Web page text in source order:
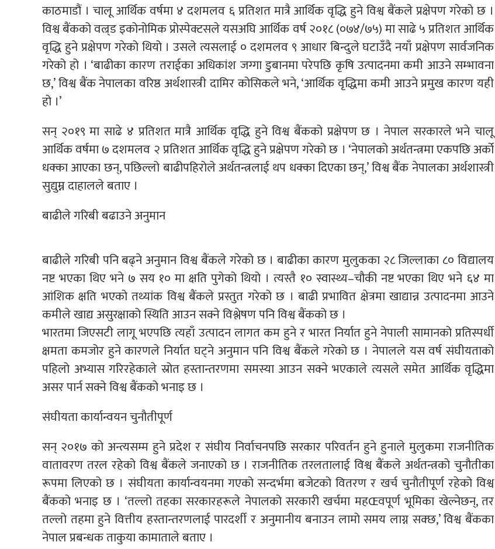
काठमाडौं । चालू आर्थिक वर्षमा ४ दशमलव ६ प्रतिशत मात्रै आर्थिक वृद्धि हुने विश्व बैंकले प्रक्षेपण गरेको छ ।
विश्व बैंकको वल्र्ड इकोनोमिक प्रोस्पेक्टसले यसअघि आर्थिक वर्ष २०१८ (०७४/७५) मा साढे ५ प्रतिशत आर्थिक
वृद्धि हुने प्रक्षेपण गरेको थियो । उसले त्यसलाई ० दशमलव ९ आधार बिन्दुले घटाउँदै नयाँ प्रक्षेपण सार्वजनिक
गरेको हो । ‘बाढीका कारण तराईका अधिकांश जग्गा डुबानमा परेपछि कृषि उत्पादनमा कमी आउने सम्भावना
छ,’ विश्व बैंक नेपालका वरिष्ठ अर्थशास्त्री दामिर कोसिकले भने, ‘आर्थिक वृद्धिमा कमी आउने प्रमुख कारण यही
हो ।’
सन् २०१९ मा साढे ४ प्रतिशत मात्रै आर्थिक वृद्धि हुने विश्व बैंकको प्रक्षेपण छ । नेपाल सरकारले भने चालू
आर्थिक वर्षमा ७ दशमलव २ प्रतिशत आर्थिक वृद्धि हुने प्रक्षेपण गरेको छ । ‘नेपालको अर्थतन्त्रमा एकपछि अर्को
धक्का आएका छन्, पछिल्लो बाढीपहिरोले अर्थतन्त्रलाई थप धक्का दिएका छन्,’ विश्व बैंक नेपालका अर्थशास्त्री
सुद्युम्न दाहालले बताए ।
बाढीले गरिबी बढाउने अनुमान
बाढीले गरिबी पनि बढ्ने अनुमान विश्व बैंकले गरेको छ । बाढीका कारण मुलुकका २८ जिल्लाका ८० विद्यालय
नष्ट भएका थिए भने ७ सय १० मा क्षति पुगेको थियो । त्यस्तै १० स्वास्थ्य–चौकी नष्ट भएका थिए भने ६४ मा
आंशिक क्षति भएको तथ्यांक विश्व बैंकले प्रस्तुत गरेको छ । बाढी प्रभावित क्षेत्रमा खाद्यान्न उत्पादनमा आउने
कमीले खाद्य असुरक्षाको स्थिति आउन सक्ने विश्लेषण पनि विश्व बैंकको छ ।
भारतमा जिएसटी लागू भएपछि त्यहाँ उत्पादन लागत कम हुने र भारत निर्यात हुने नेपाली सामानको प्रतिस्पर्धी
क्षमता कमजोर हुने कारणले निर्यात घट्ने अनुमान पनि विश्व बैंकले गरेको छ । नेपालले यस वर्ष संघीयताको
पहिलो अभ्यास गरिरहेकाले स्रोत हस्तान्तरणमा समस्या आउन सक्ने भएकाले त्यसले समेत आर्थिक वृद्धिमा
असर पार्न सक्ने विश्व बैंकको भनाइ छ ।
संघीयता कार्यान्वयन चुनौतीपूर्ण
सन् २०१७ को अन्त्यसम्म हुने प्रदेश र संघीय निर्वाचनपछि सरकार परिवर्तन हुने हुनाले मुलुकमा राजनीतिक
वातावरण तरल रहेको विश्व बैंकले जनाएको छ । राजनीतिक तरलतालाई विश्व बैंकले अर्थतन्त्रको चुनौतीका
रूपमा लिएको छ । संघीयता कार्यान्वयनमा गएको सन्दर्भमा बजेटको वितरण र खर्च चुनौतीपूर्ण रहेको विश्व
बैंकको भनाइ छ । ‘तल्लो तहका सरकारहरूले नेपालको सरकारी खर्चमा महŒवपूर्ण भूमिका खेल्नेछन्, तर
तल्लो तहमा हुने वित्तीय हस्तान्तरणलाई पारदर्शी र अनुमानीय बनाउन लामो समय लाग्न सक्छ,’ विश्व बैंकका
नेपाल प्रबन्धक ताकुया कामाताले बताए ।